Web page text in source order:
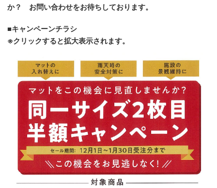
か？ お問い合わせをお待ちしております。
■キャンペーンチラシ
※クリックすると拡大表示されます。